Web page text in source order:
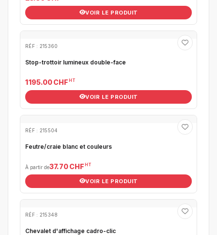
VOIR LE PRODUIT
RÉF : 215360
Stop-trottoir lumineux double-face
1 195.00 CHF HT
VOIR LE PRODUIT
RÉF : 215504
Feutre/craie blanc et couleurs
À partir de37.70 CHF HT
VOIR LE PRODUIT
RÉF : 215348
Chevalet d'affichage cadro-clic